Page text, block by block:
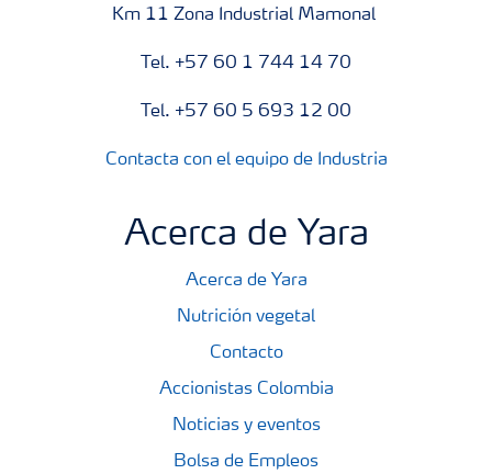
Km 11 Zona Industrial Mamonal
Tel. +57 60 1 744 14 70
Tel. +57 60 5 693 12 00
Contacta con el equipo de Industria
Acerca de Yara
Acerca de Yara
Nutrición vegetal
Contacto
Accionistas Colombia
Noticias y eventos
Bolsa de Empleos